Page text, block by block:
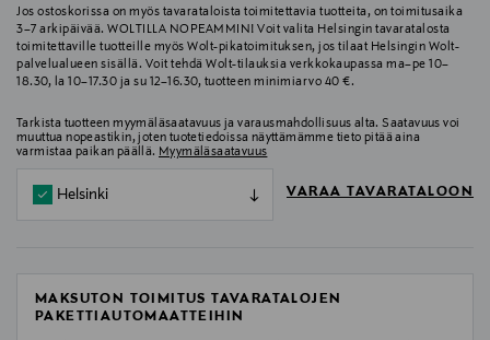
Jos ostoskorissa on myös tavarataloista toimitettavia tuotteita, on toimitusaika
3–7 arkipäivää. WOLTILLA NOPEAMMIN! Voit valita Helsingin tavaratalosta
toimitettaville tuotteille myös Wolt-pikatoimituksen, jos tilaat Helsingin Wolt-
palvelualueen sisällä. Voit tehdä Wolt-tilauksia verkkokaupassa ma–pe 10–
18.30, la 10–17.30 ja su 12–16.30, tuotteen minimiarvo 40 €.
Tarkista tuotteen myymäläsaatavuus ja varausmahdollisuus alta. Saatavuus voi
muuttua nopeastikin, joten tuotetiedoissa näyttämämme tieto pitää aina
varmistaa paikan päällä. Myymäläsaatavuus
Helsinki VARAA TAVARATALOON
MAKSUTON TOIMITUS TAVARATALOJEN
PAKETTIAUTOMAATTEIHIN